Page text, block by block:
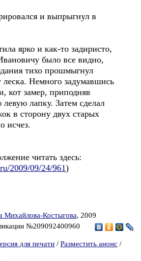
и выпрыгнул в
ярко и как-то задиристо,
было все видно,
тихо прошмыгнул
Немного задумавшись
кот замер, приподняв
лапку. Затем сделал
в сторону двух старых
исчез.
читать здесь:
2009/09/24/961)
Михайлова-Костыгова, 2009
№209092400960
для печати / Разместить анонс /